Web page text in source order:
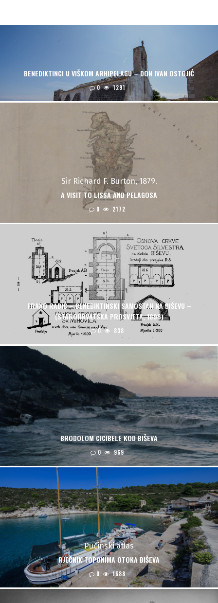
BENEDIKTINCI U VIŠKOM ARHIPELAGU – DON IVAN OSTOJIĆ
0 1291
Sir Richard F. Burton, 1879.
A VISIT TO LISSA AND PELAGOSA
0 2172
FRANO RADIĆ – BENEDIKTINSKI SAMOSTAN NA BIŠEVU –
(STAROHRVATSKA PROSVJETA, 1896)
0 838
BRODOLOM CICIBELE KOD BIŠEVA
0 969
Pučinski atlas
RJEČNIK TOPONIMA OTOKA BIŠEVA
0 1688